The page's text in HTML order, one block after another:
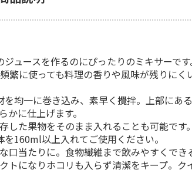
ースを作るのにぴったりのミキサーです
に使っても料理の香りや風味が残りに
均一に巻き込み、素早く攪拌。上部にあ
に仕上げます。
した果物をそのまま入れることも可能で
160ml以上入れてご使用ください。
当たりに。食物繊維まで飲みやすくでき
になりホコリも入らず清潔をキープ。